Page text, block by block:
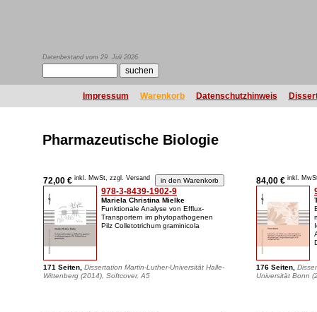
Datenbestand vom 29. Juli 2026
Impressum Warenkorb Datenschutzhinweis
Pharmazeutische Biologie
72,00 € inkl. MwSt, zzgl. Versand
978-3-8439-1902-9
Mariela Christina Mielke
Funktionale Analyse von Efflux-
Transportern im phytopathogenen
Pilz Colletotrichum graminicola
171 Seiten, Dissertation Martin-Luther-Universität Halle-
Wittenberg (2014), Softcover, A5
84,00 € inkl.
176 Seiten,
Universität Bonn